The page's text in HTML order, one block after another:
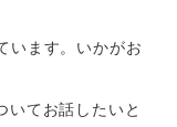
います。いかがお
いてお話したいと